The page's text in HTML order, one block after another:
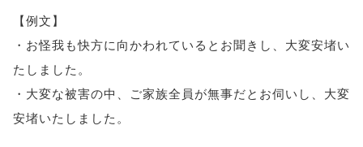
【例文】
・お怪我も快方に向かわれているとお聞きし、大変安堵い
たしました。
・大変な被害の中、ご家族全員が無事だとお伺いし、大変
安堵いたしました。